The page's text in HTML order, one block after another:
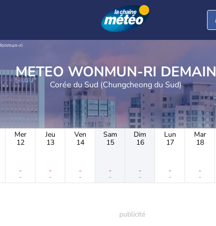
ri
METEO WONMUN-RI DEMAIN
Corée du Sud (Chungcheong du Sud)
Mer
12
-
-
Jeu
13
-
-
Ven
14
-
-
Sam
15
-
-
Dim
16
-
-
Lun
17
-
-
Mar
18
-
-